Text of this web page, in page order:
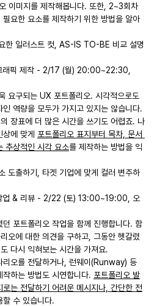
이미지를 제작해봅니다. 또한, 2~3회차
요한 요소를 제작하기 위한 방법을 알아
한 일러스트 컷, AS-IS TO-BE 비교 설명
래픽 제작 - 2/17 (월) 20:00~22:30,
요구되는 UX 포트폴리오. 시각적으로도
역량을 모두가 가지고 있지는 않습니다.
장표에 더 많은 시간을 쓰기도 어렵죠. 나
상에 맞게 포트폴리오 표지부터 목차, 문서
추상적인 시각 요소를 제작하는 방법을 익
도출하기, 타겟 기업에 맞게 컬러 변주하
업 & 리뷰 - 2/22 (토) 13:00~19:00, 오
포트폴리오 작업을 함께 진행합니다. 함
오에 대한 의견을 구하고, 그동안 헷갈렸
다시 익혀보는 시간을 가져요.
리오를 전달하거나, 런웨이(Runway) 등
하는 방법도 시연합니다. 포트폴리오 발
는 전달하기 어려운 메시지나, 간단한 전
할 수 있습니다.